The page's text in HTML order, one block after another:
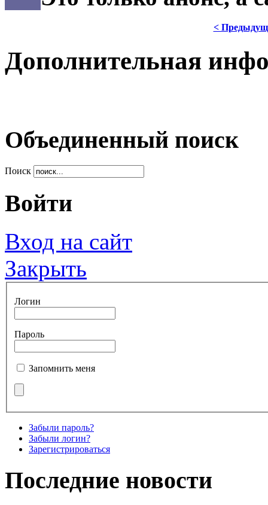
<
Дополнительная
Объединенный поиск
Поиск
Войти
Вход на сайт
Закрыть
Логин
Пароль
Запомнить меня
Забыли пароль?
Забыли логин?
Зарегистрироваться
Последние новости